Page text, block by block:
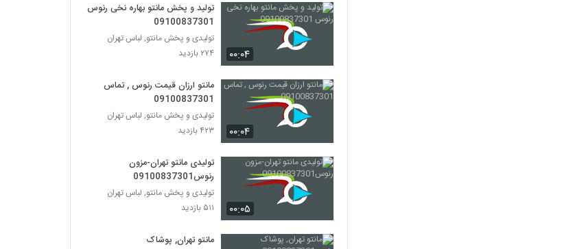
۰۰:۰۴
تولید و پخش مانتو بهاره نخی رنوس
09100837301
تولیدی و پخش مانتو, لباس تهران
۲۷۴ بازدید
۰۰:۰۴
مانتو ارزان قیمت رنوس , تماس
09100837301
تولیدی و پخش مانتو, لباس تهران
۴۲۳ بازدید
۰۰:۰۵
تولیدی مانتو تهران-مزون
رنوس09100837301
تولیدی و پخش مانتو, لباس تهران
۵۱۱ بازدید
مانتو تهران, پوشاک